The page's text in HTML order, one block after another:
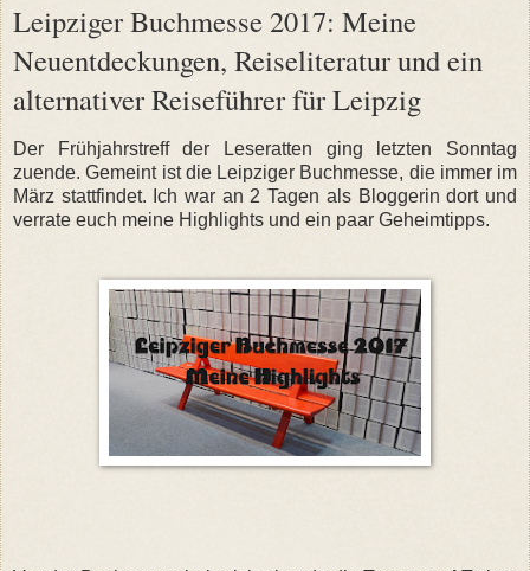
Leipziger Buchmesse 2017: Meine
Neuentdeckungen, Reiseliteratur und ein
alternativer Reiseführer für Leipzig
Der Frühjahrstreff der Leseratten ging letzten Sonntag
zuende. Gemeint ist die Leipziger Buchmesse, die immer im
März stattfindet. Ich war an 2 Tagen als Bloggerin dort und
verrate euch meine Highlights und ein paar Geheimtipps.